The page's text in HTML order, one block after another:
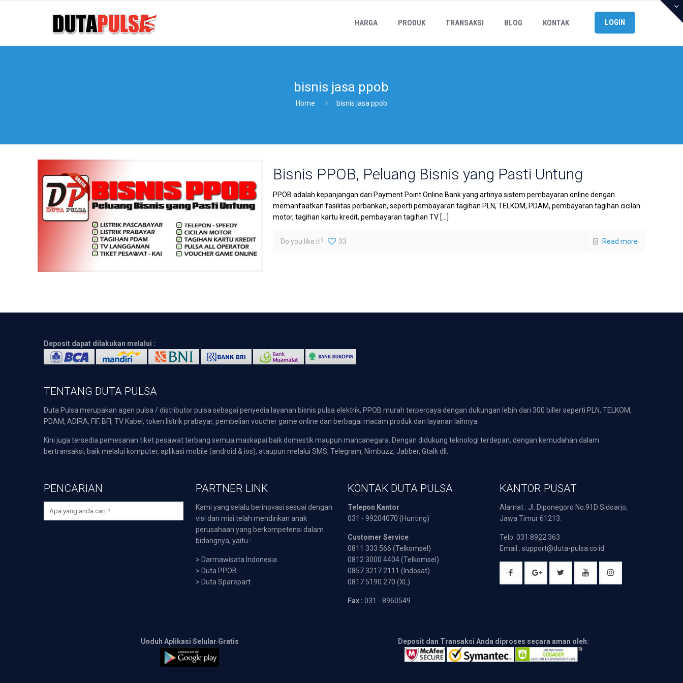
HARGA PRODUK TRANSAKSI BLOG KONTAK LOGIN
bisnis jasa ppob
Home bisnis jasa ppob
Bisnis PPOB, Peluang Bisnis yang Pasti Untung
PPOB adalah kepanjangan dari Payment Point Online Bank yang artinya sistem pembayaran online dengan
memanfaatkan fasilitas perbankan, seperti pembayaran tagihan PLN, TELKOM, PDAM, pembayaran tagihan cicilan
motor, tagihan kartu kredit, pembayaran tagihan TV[…]
Do you like it? 33 Read more
Deposit dapat dilakukan melalui :
TENTANG DUTA PULSA
Duta Pulsa merupakan agen pulsa / distributor pulsa sebagai penyedia layanan bisnis pulsa elektrik, PPOB murah terpercaya dengan dukungan lebih dari 300 biller seperti PLN, TELKOM,
PDAM, ADIRA, FIF, BFI, TV Kabel, token listrik prabayar, pembelian voucher game online dan berbagai macam produk dan layanan lainnya.
Kini juga tersedia pemesanan tiket pesawat terbang semua maskapai baik domestik maupun mancanegara. Dengan didukung teknologi terdepan, dengan kemudahan dalam
bertransaksi, baik melalui komputer, aplikasi mobile (android & ios), ataupun melalui SMS, Telegram, Nimbuzz, Jabber, Gtalk dll.
PENCARIAN PARTNER LINK
Kami yang selalu berinovasi sesuai dengan
visi dan misi telah mendirikan anak
perusahaan yang berkompetensi dalam
bidangnya, yaitu :
> Darmawisata Indonesia
> Duta PPOB
> Duta Sparepart
KONTAK DUTA PULSA
Telepon Kantor
031 - 99204070 (Hunting)
Customer Service
0811 333 566 (Telkomsel)
0812 3000 4404 (Telkomsel)
0857 3217 2111 (Indosat)
0817 5190 270 (XL)
Fax : 031 - 8960549
KANTOR PUSAT
Alamat : Jl. Diponegoro No.91D Sidoarjo,
Jawa Timur 61213.
Telp: 031 8922 363
Email : support@duta-pulsa.co.id
Unduh Aplikasi Selular Gratis Deposit dan Transaksi Anda diproses secara aman oleh: